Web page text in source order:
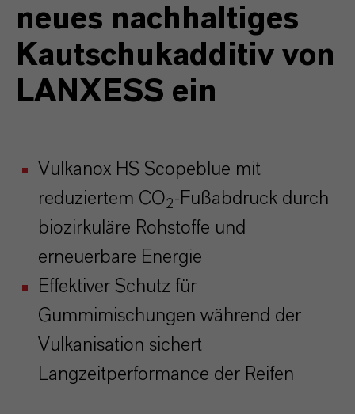
neues nachhaltiges
Kautschukadditiv von
LANXESS ein
Vulkanox HS Scopeblue mit
reduziertem CO2-Fußabdruck durch
biozirkuläre Rohstoffe und
erneuerbare Energie
Effektiver Schutz für
Gummimischungen während der
Vulkanisation sichert
Langzeitperformance der Reifen